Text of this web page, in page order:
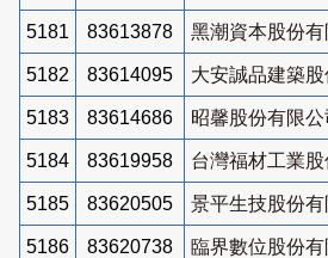
5181 83613878 黑潮資本股份有
5182 83614095 大安誠品建築股
5183 83614686 昭馨股份有限公
5184 83619958 台灣福材工業股
5185 83620505 景平生技股份有
5186 83620738 臨界數位股份有